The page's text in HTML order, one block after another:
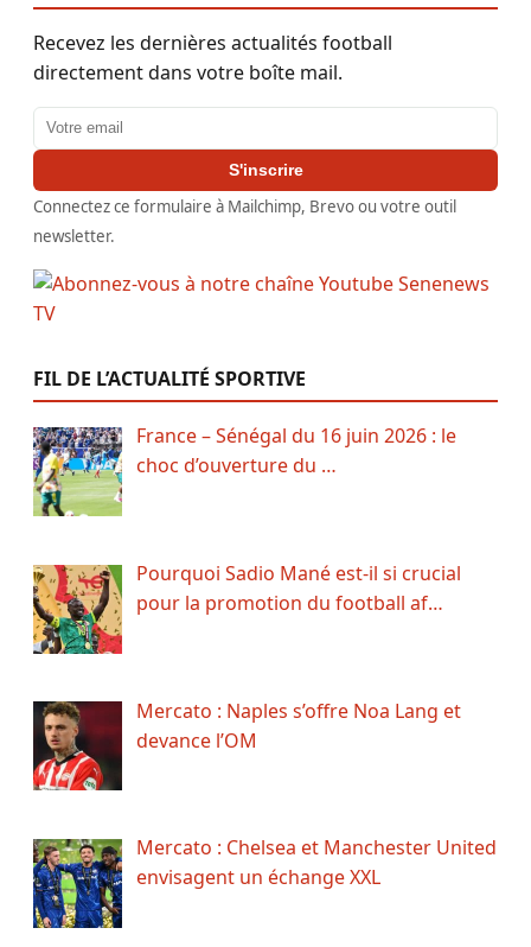
Recevez les dernières actualités football
directement dans votre boîte mail.
Adresse email
S'inscrire
Connectez ce formulaire à Mailchimp, Brevo ou votre outil
newsletter.
FIL DE L’ACTUALITÉ SPORTIVE
France – Sénégal du 16 juin 2026 : le
choc d’ouverture du …
Pourquoi Sadio Mané est-il si crucial
pour la promotion du football af…
Mercato : Naples s’offre Noa Lang et
devance l’OM
Mercato : Chelsea et Manchester United
envisagent un échange XXL